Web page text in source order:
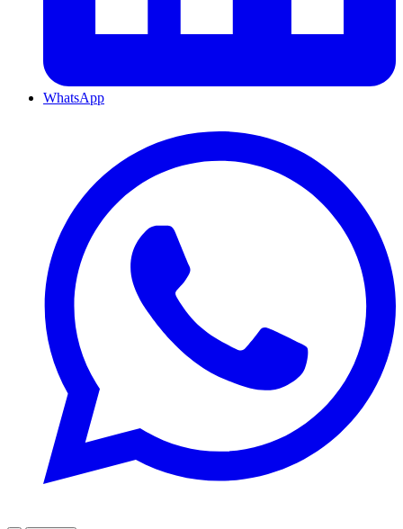
WhatsApp